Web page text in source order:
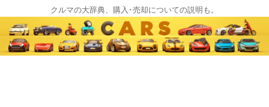
クルマの大辞典、購入･売却についての説明も。